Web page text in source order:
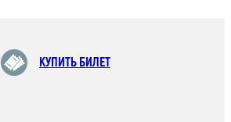
КУПИТЬ БИЛЕТ